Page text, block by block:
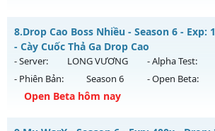
Antihack: Chống Hack
MU HỎA LONG 6.9 - 🌍 Website: https://
Mu mới ra tháng 07 2026 - Mở máy chủ
https://facebook.com/muhoalongvào
30/07/2626
Exp: 9999x - Drop: 99%
8.Drop Cao Boss Nhiều - Season 6 - Exp:
- Cày Cuốc Thả Ga Drop Cao
- Server: LONG VƯƠNG - Alpha Test:
- Phiên Bản:
Season 6 - Open Beta:
Open Beta hôm nay